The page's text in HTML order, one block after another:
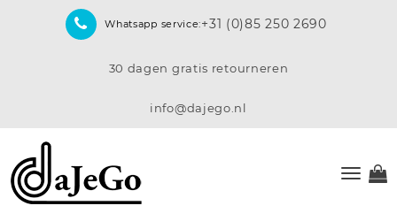
Whatsapp service:+31 (0)85 250 2690
30 dagen gratis retourneren
info@dajego.nl